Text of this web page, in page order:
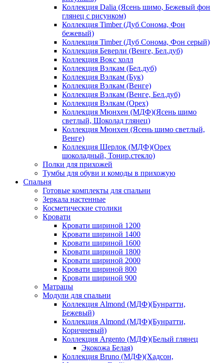
Коллекция Dalia (Ясень шимо, Бежевый фон
глянец с рисунком)
Коллекция Timber (Дуб Сонома, Фон
бежевый)
Коллекция Timber (Дуб Сонома, Фон серый)
Коллекция Беверли (Венге, Бел.дуб)
Коллекция Вокс холл
Коллекция Вэлкам (Бел.дуб)
Коллекция Вэлкам (Бук)
Коллекция Вэлкам (Венге)
Коллекция Вэлкам (Венге, Бел.дуб)
Коллекция Вэлкам (Орех)
Коллекция Мюнхен (МДФ)(Ясень шимо
светлый, Шоколад глянец)
Коллекция Мюнхен (Ясень шимо светлый,
Венге)
Коллекция Шерлок (МДФ)(Орех
шоколадный, Тонир.стекло)
Полки для прихожей
Тумбы для обуви и комоды в прихожую
Спальня
Готовые комплекты для спальни
Зеркала настенные
Косметические столики
Кровати
Кровати шириной 1200
Кровати шириной 1400
Кровати шириной 1600
Кровати шириной 1800
Кровати шириной 2000
Кровати шириной 800
Кровати шириной 900
Матрацы
Модули для спальни
Коллекция Almond (МДФ)(Бунратти,
Бежевый)
Коллекция Almond (МДФ)(Бунратти,
Коричневый)
Коллекция Argento (МДФ)(Белый глянец
Экокожа Белая)
Коллекция Bruno (МДФ)(Хадсон,